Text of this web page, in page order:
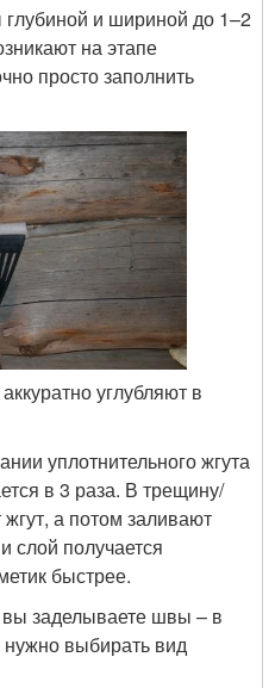
и шириной до 1–2
на этапе
просто заполнить
углубляют в
уплотнительного жгута
в 3 раза. В трещину/
а потом заливают
слой получается
быстрее.
вы заделываете швы – в
выбирать вид